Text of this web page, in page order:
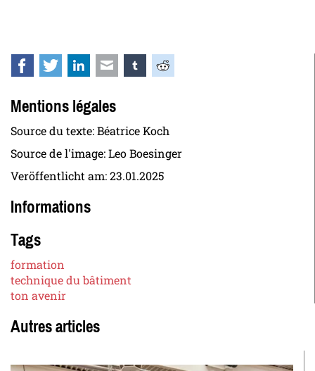
Facebook
TwitterLinkedInE-mail tumblrReddit
Mentions légales
Source du texte: Béatrice Koch
Source de l'image: Leo Boesinger
Veröffentlicht am:23.01.2025
Informations
Tags
formation
technique du bâtiment
ton avenir
Autres articles